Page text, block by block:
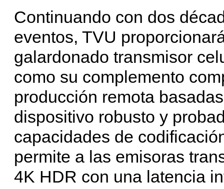
Continuando con dos
eventos, TVU
galardonado transmisor
como su complemento
producción remota
dispositivo robusto y
capacidades de
permite a las emisoras
4K HDR con una latencia